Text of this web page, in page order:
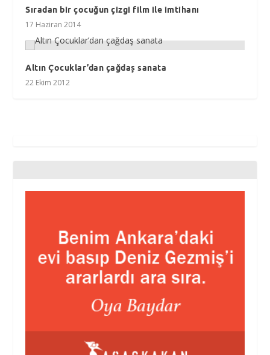
Sıradan bir çocuğun çizgi film ile imtihanı
17 Haziran 2014
Altın Çocuklar’dan çağdaş sanata
22 Ekim 2012